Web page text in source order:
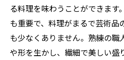
る料理を味わうことができます
も重要で、料理がまるで芸術品
も少なくありません。熟練の職
や形を生かし、繊細で美しい盛